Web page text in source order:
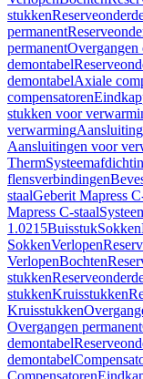
stukken
permanent
permanentOvergangen
demontabel
demontabelAxiale
compensatoren
stukken voor
verwarming
Aansluitingen voor
Therm
flensverbindingen
staalGeberit Mapress
Mapress C-staal
1.0215BuisstukSokken
SokkenVerlopen
VerlopenBochten
stukken
stukkenKruisstukken
Kruisstukken
Overgangen permanent
demontabel
demontabel
Compensatoren